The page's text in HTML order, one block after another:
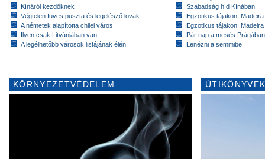
Kínáról kezdőknek
Végtelen füves puszta és legelésző lovak
A németek alapította chilei város
Ilyen csak Litvániában van
A legélhetőbb városok listájának élén
Szabadság híd Kínában
Egzotikus tájakon:
Egzotikus tájakon:
Pár nap a mesés Prágában
Lenézni a semmibe
KÖRNYEZETVÉDELEM